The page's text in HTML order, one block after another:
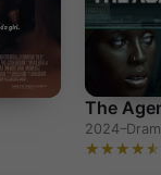
The
2024–